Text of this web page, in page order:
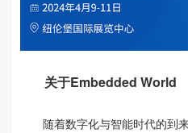
关于Embedded World
随着数字化与智能时代的到